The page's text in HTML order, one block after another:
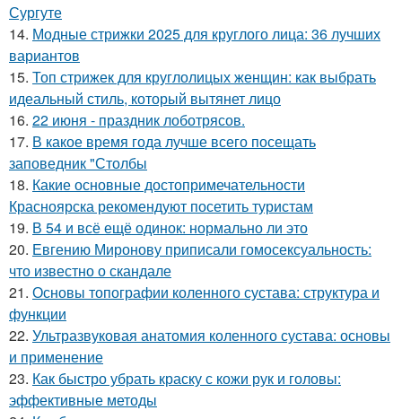
Сургуте
14. Модные стрижки 2025 для круглого лица: 36 лучших
вариантов
15. Топ стрижек для круглолицых женщин: как выбрать
идеальный стиль, который вытянет лицо
16. 22 июня - праздник лоботрясов.
17. В какое время года лучше всего посещать
заповедник "Столбы
18. Какие основные достопримечательности
Красноярска рекомендуют посетить туристам
19. В 54 и всё ещё одинок: нормально ли это
20. Евгению Миронову приписали гомосексуальность:
что известно о скандале
21. Основы топографии коленного сустава: структура и
функции
22. Ультразвуковая анатомия коленного сустава: основы
и применение
23. Как быстро убрать краску с кожи рук и головы:
эффективные методы